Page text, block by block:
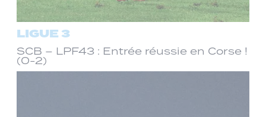
LIGUE 3
SCB – LPF43 : Entrée réussie en Corse !
(0-2)